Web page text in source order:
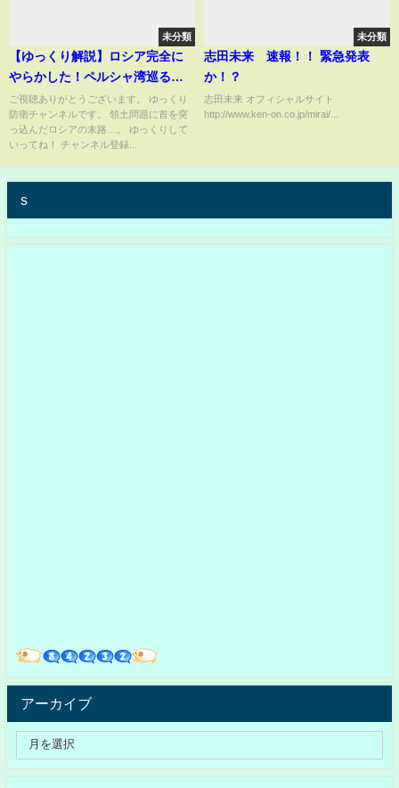
未分類
【ゆっくり解説】ロシア完全に
やらかした！ペルシャ湾巡る領
土問題に首を突っ込んだ結果、
イラン大激怒！伊露関係に亀裂
か。
ご視聴ありがとうございます。 ゆっくり
防衛チャンネルです。 領土問題に首を突
っ込んだロシアの末路…。 ゆっくりして
いってね！ チャンネル登録...
未分類
志田未来 速報！！ 緊急発表
か！？
志田未来 オフィシャルサイト
http://www.ken-on.co.jp/mirai/...
s
アーカイブ